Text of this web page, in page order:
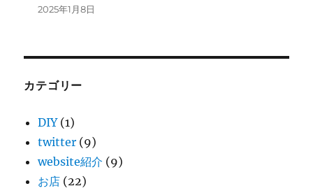
2025年1月8日
カテゴリー
DIY(1)
twitter (9)
website紹介 (9)
お店 (22)